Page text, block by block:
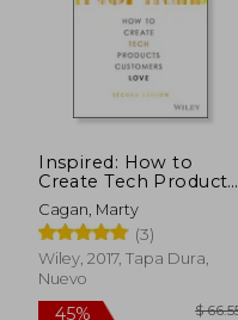
dcto.
Inspired: How to
Create Tech Products
Customers Love
(Silicon Valley
Product Group) (en
Inglés)
Cagan, Marty
(3)
Wiley, 2017, Tapa Dura,
Nuevo